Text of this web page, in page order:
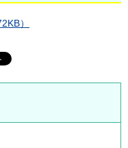
）